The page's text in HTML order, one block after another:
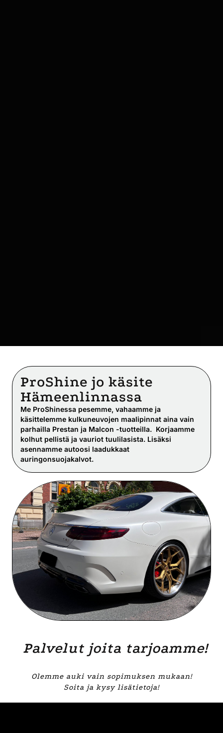
ProShine jo käsite
Hämeenlinnassa
Me ProShinessa pesemme, vahaamme ja
käsittelemme kulkuneuvojen maalipinnat aina vain
parhailla Prestan ja Malcon -tuotteilla. Korjaamme
kolhut pellistä ja vauriot tuulilasista. Lisäksi
asennamme autoosi laadukkaat
auringonsuojakalvot.
Palvelut joita tarjoamme!
Olemme auki vain sopimuksen mukaan!
Soita ja kysy lisätietoja!